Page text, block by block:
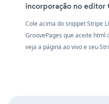
incorporação no editor
Cole acima do snippet Stripe
GroovePages que aceite html
veja a página ao vivo e seu